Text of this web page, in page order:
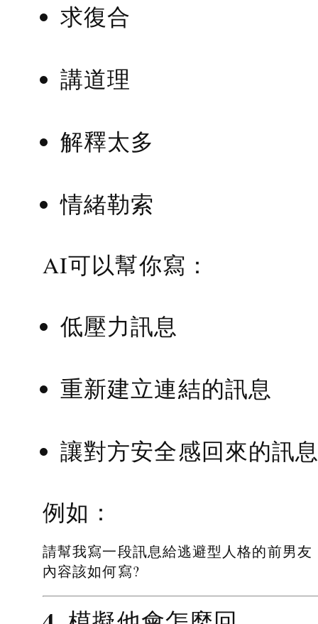
求復合
講道理
解釋太多
情緒勒索
AI可以幫你寫：
低壓力訊息
重新建立連結的訊息
讓對方安全感回來的訊
例如：
請幫我寫一段訊息給逃避型人格的前男友
內容該如何寫?